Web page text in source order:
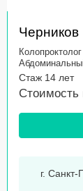
Колопроктолог
Стаж 14 лет
Стоимость
г.